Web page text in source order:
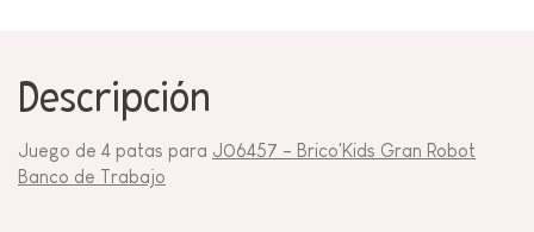
Descripción
Juego de 4 patas para J06457 - Brico'Kids Gran Robot
Banco de Trabajo